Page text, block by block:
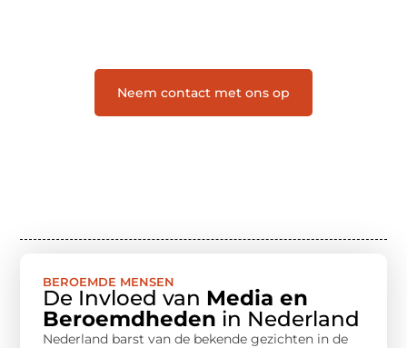
Neem contact met ons op
BEROEMDE MENSEN
De Invloed van Media en
Beroemdheden in Nederland
Nederland barst van de bekende gezichten in de